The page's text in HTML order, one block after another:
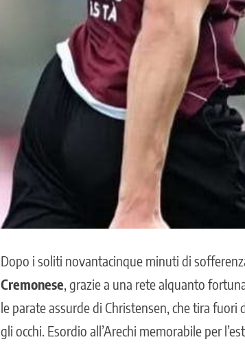
Dopo i soliti novantacinque minuti di
Cremonese , grazie a una rete alquanto
le parate assurde di Christensen, che tira
gli occhi. Esordio all’Arechi memorabile per